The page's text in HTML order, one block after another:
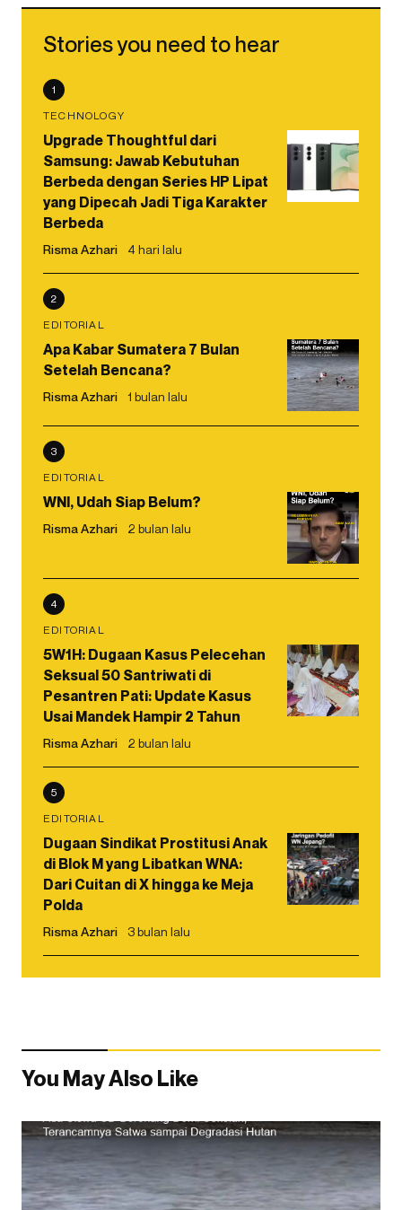
Stories you need to hear
1
TECHNOLOGY
Upgrade Thoughtful dari
Samsung: Jawab Kebutuhan
Berbeda dengan Series HP Lipat
yang Dipecah Jadi Tiga Karakter
Berbeda
Risma Azhari 4 hari lalu
2
EDITORIAL
Apa Kabar Sumatera 7 Bulan
Setelah Bencana?
Risma Azhari 1 bulan lalu
3
EDITORIAL
WNI, Udah Siap Belum?
Risma Azhari 2 bulan lalu
4
EDITORIAL
5W1H: Dugaan Kasus Pelecehan
Seksual 50 Santriwati di
Pesantren Pati: Update Kasus
Usai Mandek Hampir 2 Tahun
Risma Azhari 2 bulan lalu
5
EDITORIAL
Dugaan Sindikat Prostitusi Anak
di Blok M yang Libatkan WNA:
Dari Cuitan di X hingga ke Meja
Polda
Risma Azhari 3 bulan lalu
You May Also Like